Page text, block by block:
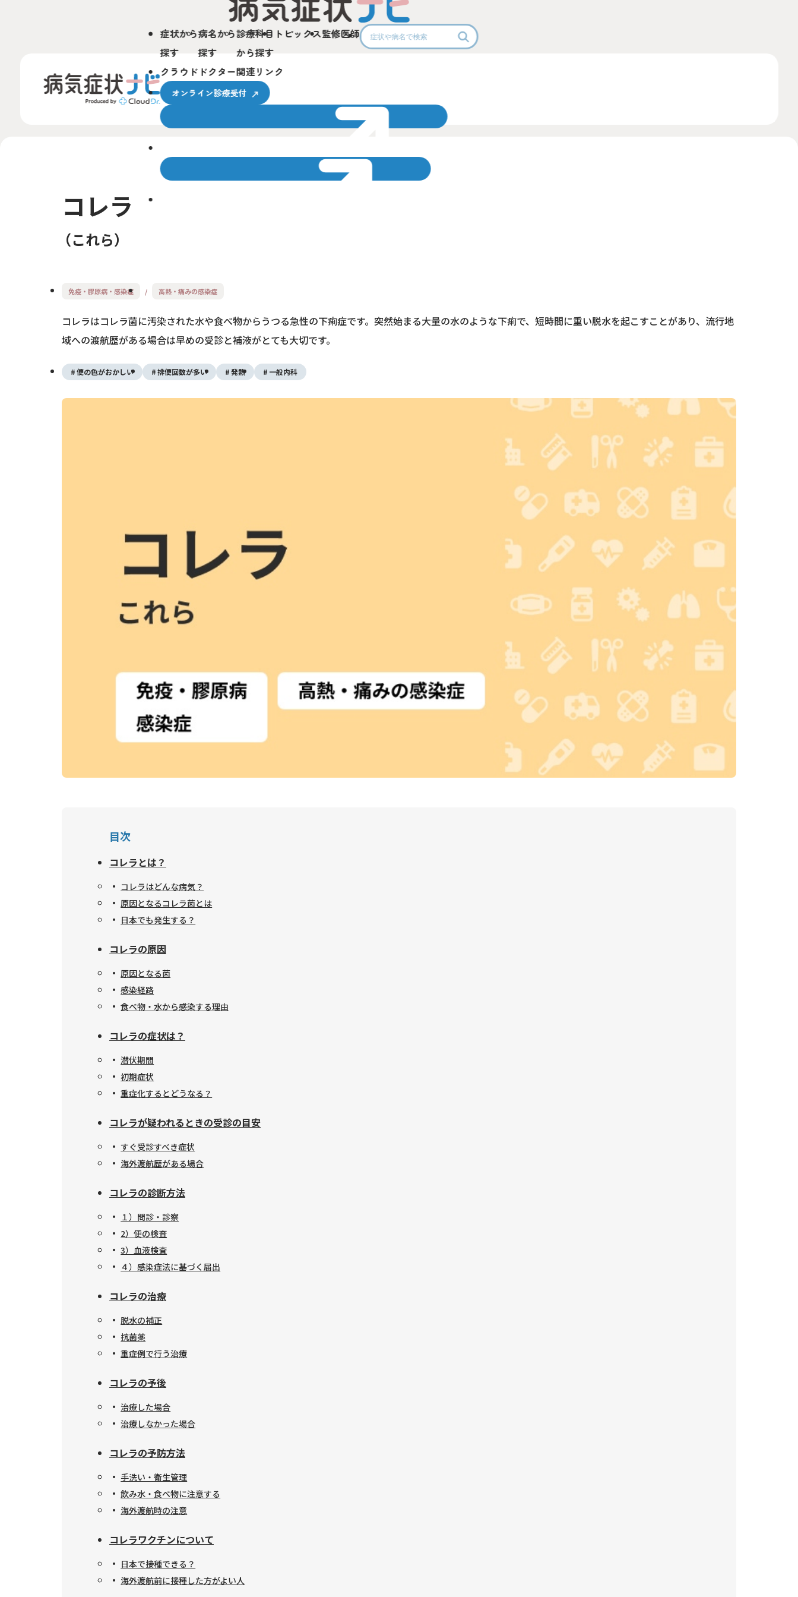
症状から
探す
病名から
探す
診療科目
から探す
トピックス監修医師
クラウドドクター関連リンク
オンライン診療受付
コレラ
これら
免疫・膠原病・感染症 高熱・痛みの感染症
コレラはコレラ菌に汚染された水や食べ物からうつる急性の下痢症です。突然始まる大量の水のような下痢で、短時間に重い脱水を起こすことがあり、流行地
域への渡航歴がある場合は早めの受診と補液がとても大切です。
便の色がおかしい 排便回数が多い 発熱 一般内科
目次
コレラとは？
コレラはどんな病気？
原因となるコレラ菌とは
日本でも発生する？
コレラの原因
原因となる菌
感染経路
食べ物・水から感染する理由
コレラの症状は？
潜伏期間
初期症状
重症化するとどうなる？
コレラが疑われるときの受診の目安
すぐ受診すべき症状
海外渡航歴がある場合
コレラの診断方法
１）問診・診察
2）便の検査
3）血液検査
４）感染症法に基づく届出
コレラの治療
脱水の補正
抗菌薬
重症例で行う治療
コレラの予後
治療した場合
治療しなかった場合
コレラの予防方法
手洗い・衛生管理
飲み水・食べ物に注意する
海外渡航時の注意
コレラワクチンについて
日本で接種できる？
海外渡航前に接種した方がよい人